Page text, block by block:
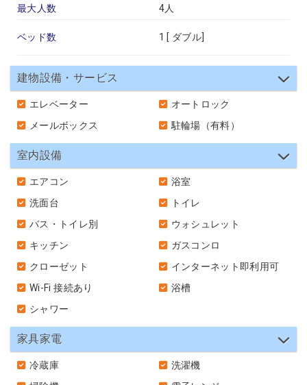
最大人数 4人
ベッド数 1 [ ダブル
建物設備・サービス
エレベーター
オートロック
メールボックス
駐輪場（有料）
室内設備
エアコン
浴室
洗面台
トイレ
バス・トイレ別
ウォシュレット
キッチン
ガスコンロ
クローゼット
インターネット即利用可
Wi-Fi 接続あり
浴槽
シャワー
家具家電
冷蔵庫
洗濯機